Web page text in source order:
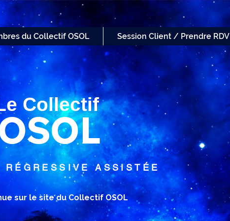
du Collectif OSOL Session Client / Prendre RDV
Collectif
RÉGRESSIVE ASSISTÉE
sur le site du Collectif OSOL